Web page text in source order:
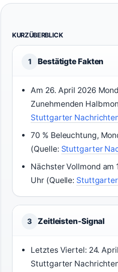
KURZÜBERBLICK
1 Bestätigte Fakten
Am 26. April 2026
Zunehmenden
Stuttgarter
70 % Beleuchtung,
(Quelle: Stuttgarter
Nächster Vollmond am
Uhr (Quelle:
3 Zeitleisten-Signal
Letztes Viertel: 24.
Stuttgarter